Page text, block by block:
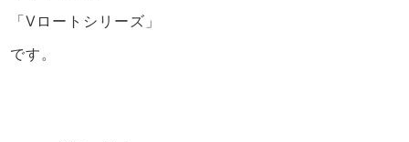
「Vロートシリーズ」
です。